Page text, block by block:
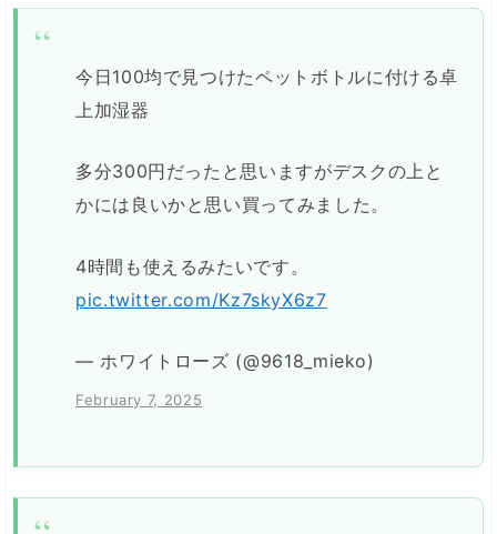
今日100均で見つけたペットボトルに付ける卓
上加湿器
多分300円だったと思いますがデスクの上と
かには良いかと思い買ってみました。
4時間も使えるみたいです。
pic.twitter.com/Kz7skyX6z7
— ホワイトローズ (@9618_mieko)
February 7, 2025